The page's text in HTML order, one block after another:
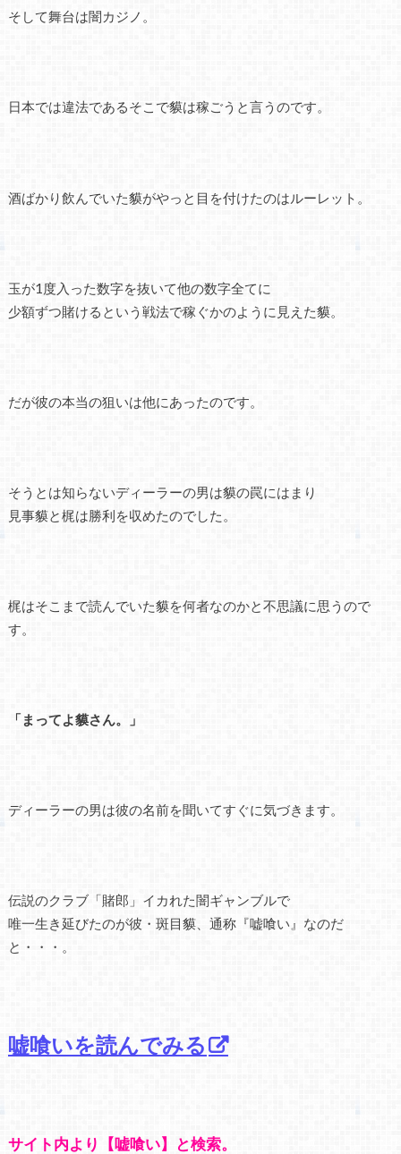
そして舞台は闇カジノ。
日本では違法であるそこで貘は稼ごうと言うのです。
酒ばかり飲んでいた貘がやっと目を付けたのはルーレット。
玉が1度入った数字を抜いて他の数字全てに
少額ずつ賭けるという戦法で稼ぐかのように見えた貘。
だが彼の本当の狙いは他にあったのです。
そうとは知らないディーラーの男は貘の罠にはまり
見事貘と梶は勝利を収めたのでした。
梶はそこまで読んでいた貘を何者なのかと不思議に思うので
す。
「まってよ貘さん。」
ディーラーの男は彼の名前を聞いてすぐに気づきます。
伝説のクラブ「賭郎」イカれた闇ギャンブルで
唯一生き延びたのが彼・斑目貘、通称『嘘喰い』なのだ
と・・・。
嘘喰いを読んでみる
サイト内より【嘘喰い】と検索。